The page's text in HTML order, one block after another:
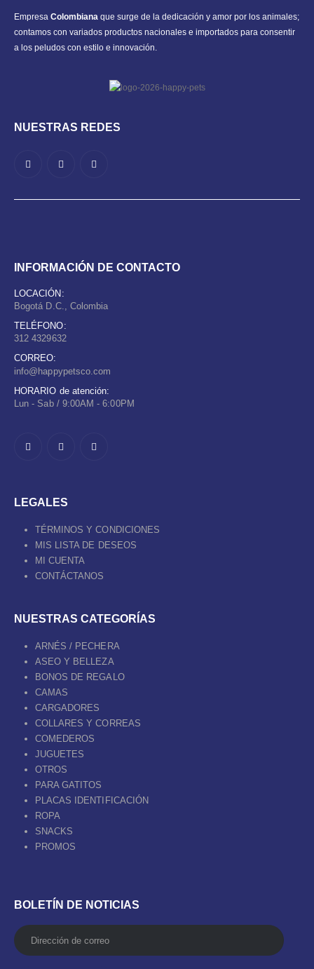
Empresa Colombiana que surge de la dedicación y amor por los animales;
contamos con variados productos nacionales e importados para consentir
a los peludos con estilo e innovación.
NUESTRAS REDES
INFORMACIÓN DE CONTACTO
LOCACIÓN:
Bogotá D.C., Colombia
TELÉFONO:
312 4329632
CORREO:
info@happypetsco.com
HORARIO de atención:
Lun - Sab / 9:00AM - 6:00PM
LEGALES
TÉRMINOS Y CONDICIONES
MIS LISTA DE DESEOS
MI CUENTA
CONTÁCTANOS
NUESTRAS CATEGORÍAS
ARNÉS / PECHERA
ASEO Y BELLEZA
BONOS DE REGALO
CAMAS
CARGADORES
COLLARES Y CORREAS
COMEDEROS
JUGUETES
OTROS
PARA GATITOS
PLACAS IDENTIFICACIÓN
ROPA
SNACKS
PROMOS
BOLETÍN DE NOTICIAS